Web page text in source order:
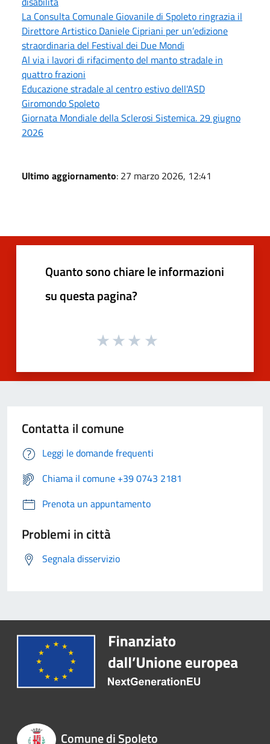
La Consulta Comunale Giovanile di Spoleto ringrazia il
Direttore Artistico Daniele Cipriani per un’edizione
straordinaria del Festival dei Due Mondi
Al via i lavori di rifacimento del manto stradale in
quattro frazioni
Educazione stradale al centro estivo dell'ASD
Giromondo Spoleto
Giornata Mondiale della Sclerosi Sistemica. 29 giugno
2026
Ultimo aggiornamento: 27 marzo 2026, 12:41
Quanto sono chiare le informazioni
su questa pagina?
Contatta il comune
Leggi le domande frequenti
Chiama il comune +39 0743 2181
Prenota un appuntamento
Problemi in città
Segnala disservizio
Comune di Spoleto